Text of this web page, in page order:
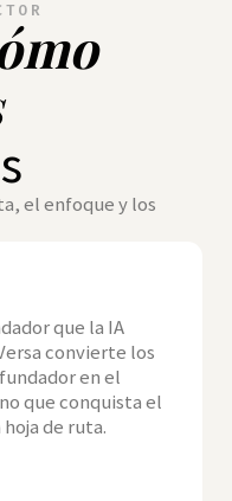
el enfoque y los
que la IA
convierte los
en el
que conquista el
de ruta.